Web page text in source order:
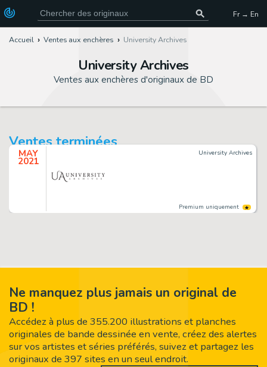
Fr → En
Accueil Ventes aux enchères University Archives
University Archives
Ventes aux enchères d'originaux de BD
Ventes terminées
MAY
2021
University Archives
Premium uniquement
Ne manquez plus jamais un original de
BD !
Accédez à plus de 355.200 illustrations et planches
originales de bande dessinée en vente, créez des alertes
sur vos artistes et séries préférés, suivez et partagez les
originaux de 397 sites en un seul endroit.